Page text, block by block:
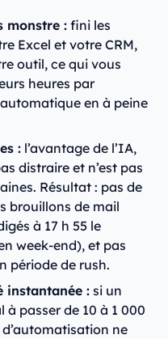
monstre : fini les
Excel et votre CRM,
outil, ce qui vous
heures par
en à peine
: l’avantage de l’IA,
distraire et n’est pas
Résultat : pas de
brouillons de mail
à 17 h 55 le
week-end), et pas
période de rush.
instantanée : si un
passer de 10 à 1 000
ne